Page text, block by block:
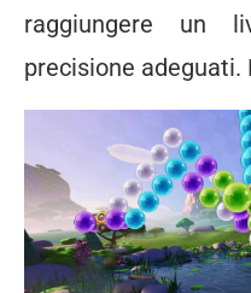
raggiungere un
precisione adeguati.